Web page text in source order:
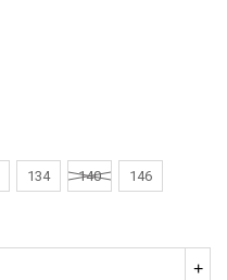
134 140 146
+